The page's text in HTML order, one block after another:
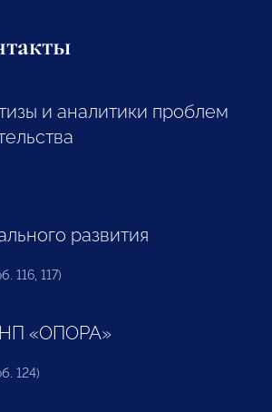
и аналитики проблем
развития
116, 117)
«ОПОРА»
124)